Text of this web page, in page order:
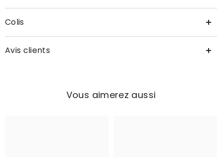
Colis
Avis clients
Vous aimerez aussi